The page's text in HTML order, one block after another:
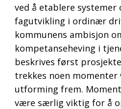
ved å etablere
fagutvikling i ordinær
kommunens ambisjon
kompetanseheving i
beskrives først
trekkes noen
utforming frem.
være særlig viktig for å